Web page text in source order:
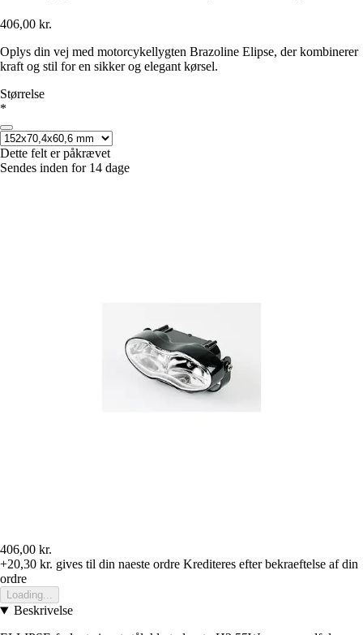
406,00 kr.
Oplys din vej med motorcykellygten Brazoline Elipse, der kombinerer
kraft og stil for en sikker og elegant kørsel.
Størrelse
*
Dette felt er påkrævet
Sendes inden for 14 dage
406,00 kr.
+20,30 kr. gives til din naeste ordre Krediteres efter bekraeftelse af din
ordre
Loading...
Beskrivelse